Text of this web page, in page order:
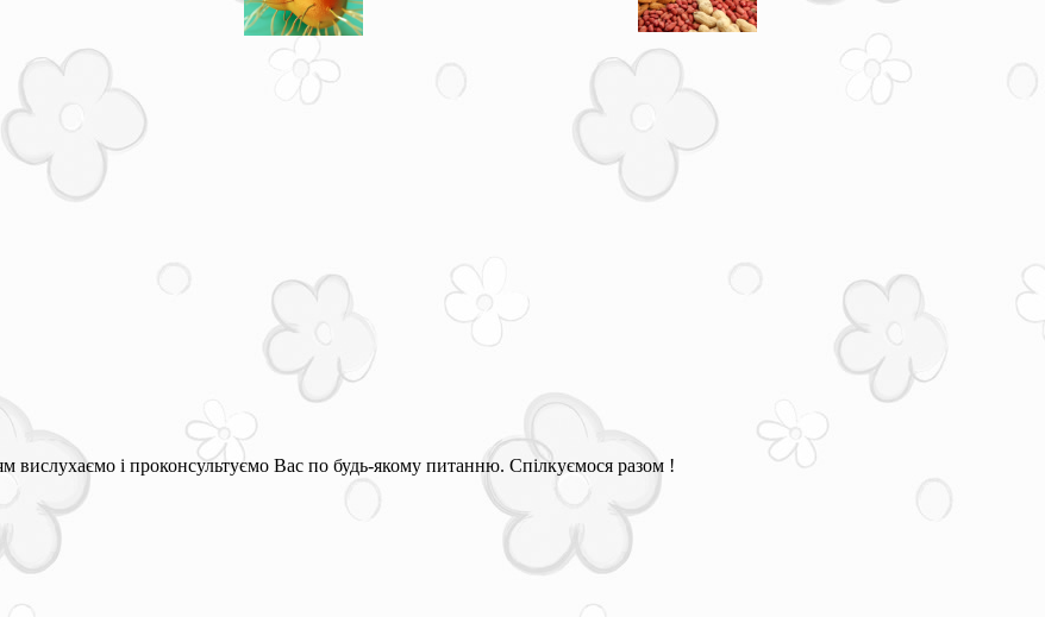
і проконсультуємо Вас по будь-якому питанню. Спілкуємося разом !